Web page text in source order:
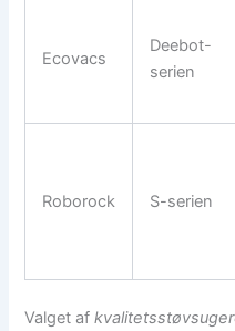
Ecovacs
Deebot-
serien
Roborock S-serien
Valget af